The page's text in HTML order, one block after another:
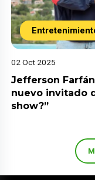
02 Oct 2025
Jefferson
nuevo invitado
show?”